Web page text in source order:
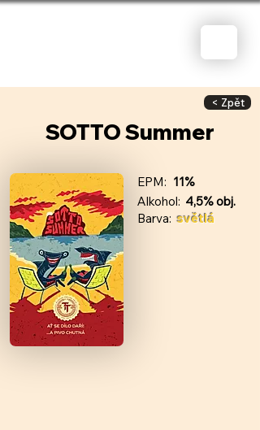
< Zpět
SOTTO Summer
EPM: 11%
Alkohol: 4,5% obj.
Barva: světlá